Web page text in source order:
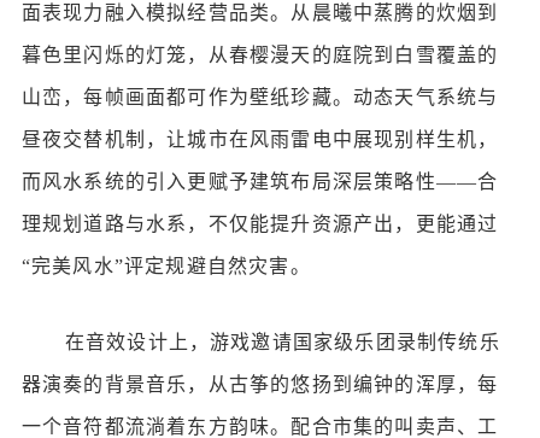
面表现力融入模拟经营品类。从晨曦中蒸腾的炊烟到
暮色里闪烁的灯笼，从春樱漫天的庭院到白雪覆盖的
山峦，每帧画面都可作为壁纸珍藏。动态天气系统与
昼夜交替机制，让城市在风雨雷电中展现别样生机，
而风水系统的引入更赋予建筑布局深层策略性——合
理规划道路与水系，不仅能提升资源产出，更能通过
“完美风水”评定规避自然灾害。
在音效设计上，游戏邀请国家级乐团录制传统乐
器演奏的背景音乐，从古筝的悠扬到编钟的浑厚，每
一个音符都流淌着东方韵味。配合市集的叫卖声、工